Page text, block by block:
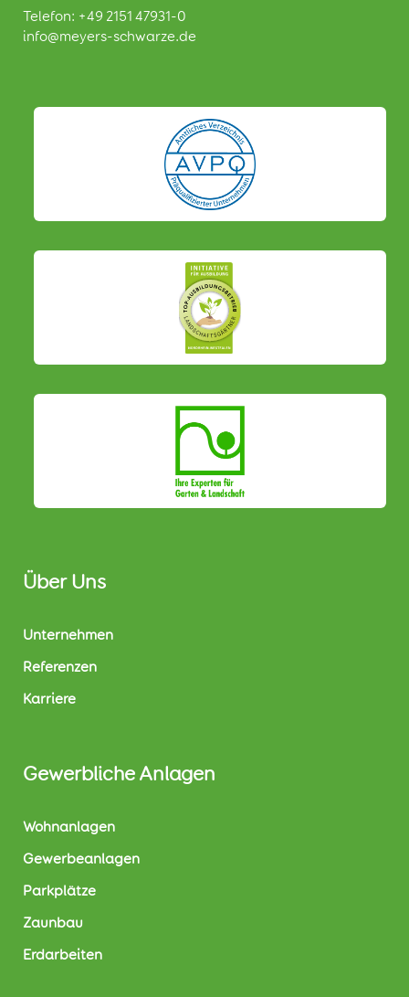
Telefon: +49 2151 47931-0
info@meyers-schwarze.de
Über Uns
Unternehmen
Referenzen
Karriere
Gewerbliche Anlagen
Wohnanlagen
Gewerbeanlagen
Parkplätze
Zaunbau
Erdarbeiten